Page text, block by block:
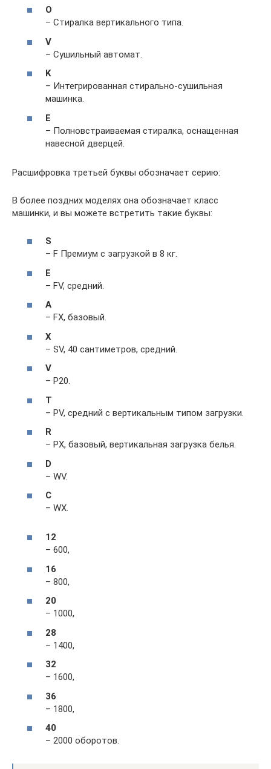
O
– Стиралка вертикального типа.
V
– Сушильный автомат.
K
– Интегрированная стирально-сушильная
машинка.
E
– Полновстраиваемая стиралка, оснащенная
навесной дверцей.
Расшифровка третьей буквы обозначает серию:
В более поздних моделях она обозначает класс
машинки, и вы можете встретить такие буквы:
S
– F Премиум с загрузкой в 8 кг.
E
– FV, средний.
A
– FX, базовый.
X
– SV, 40 сантиметров, средний.
V
– P20.
T
– PV, средний с вертикальным типом загрузки.
R
– PX, базовый, вертикальная загрузка белья.
D
– WV.
C
– WX.
12
– 600,
16
– 800,
20
– 1000,
28
– 1400,
32
– 1600,
36
– 1800,
40
– 2000 оборотов.